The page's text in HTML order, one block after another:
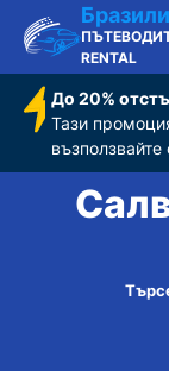
RENTAL
До 20%
Тази